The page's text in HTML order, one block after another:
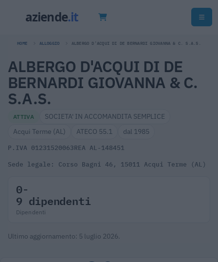
HOME ALLOGGIO ALBERGO D'ACQUI DI DE BERNARDI GIOVANNA & C. S.A.S.
ALBERGO D'ACQUI DI DE
BERNARDI GIOVANNA & C.
S.A.S.
ATTIVA
SOCIETA' IN ACCOMANDITA SEMPLICE
Acqui Terme (AL)
ATECO 55.1 dal 1985
P.IVA 01231520063REA AL-148451
Sede legale: Corso Bagni 46, 15011 Acqui Terme (AL)
0-
9 dipendenti
Dipendenti
Ultimo aggiornamento: 5 luglio 2026.